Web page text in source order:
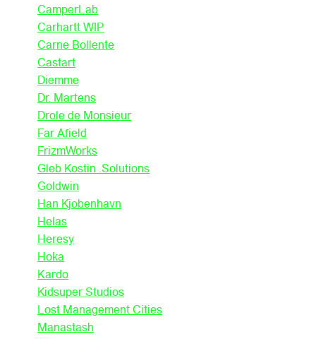
CamperLab
Carhartt WIP
Carne Bollente
Castart
Diemme
Dr. Martens
Drole de Monsieur
Far Afield
FrizmWorks
Gleb Kostin .Solutions
Goldwin
Han Kjobenhavn
Helas
Heresy
Hoka
Kardo
Kidsuper Studios
Lost Management Cities
Manastash